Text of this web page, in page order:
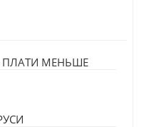
МЕНЬШЕ